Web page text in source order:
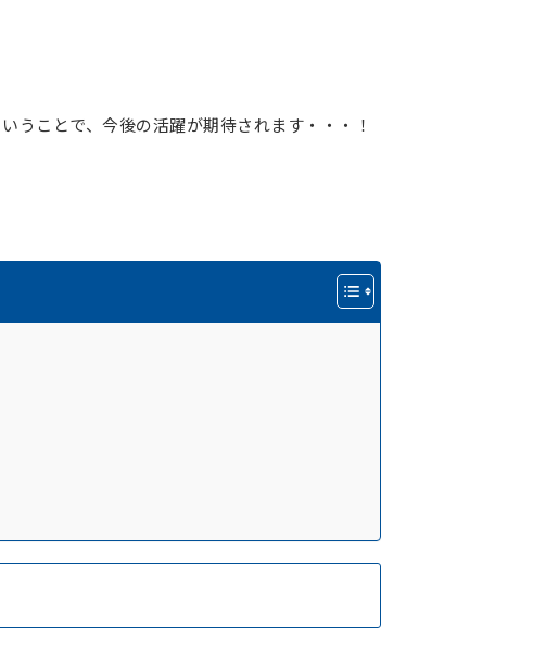
うことで、今後の活躍が期待されます・・・！